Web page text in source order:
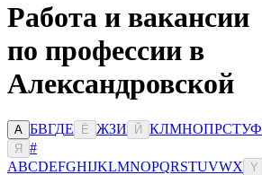
Работа и вакансии
по профессии в
Александровской
А БВГДЕ Ё ЖЗИ Й КЛМНОПРСТУФ
Я
#
ABCDEFGHIJKLMNOPQRSTUVWX Y